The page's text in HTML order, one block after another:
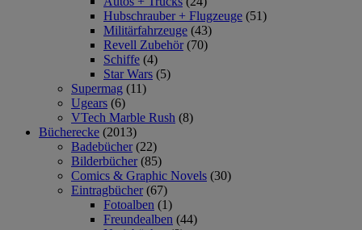
Hubschrauber + Flugzeuge (51)
Militärfahrzeuge (43)
Revell Zubehör (70)
Schiffe (4)
Star Wars (5)
Supermag (11)
Ugears (6)
VTech Marble Rush (8)
Bücherecke (2013)
Badebücher (22)
Bilderbücher (85)
Comics & Graphic Novels (30)
Eintragbücher (67)
Fotoalben (1)
Freundealben (44)